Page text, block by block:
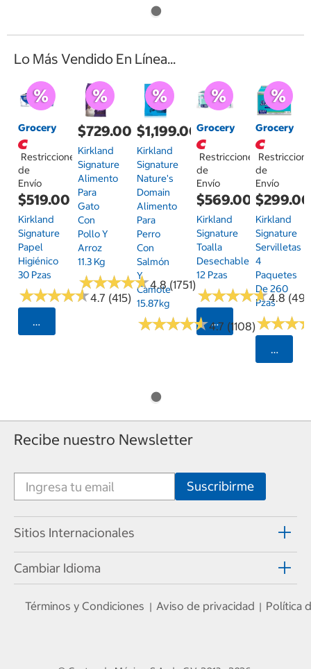
Lo Más Vendido En Línea...
Grocery
Restricciones
de
Envío
$519.00
Kirkland
Signature
Papel
Higiénico
30 Pzas
★★★★★
★★★★★4.7 (415)
Seleccionar Código Postal
$729.00
Kirkland
Signature
Alimento
Para
Gato
Con
Pollo Y
Arroz
11.3 Kg
★★★★★
★★★★★4.8 (1751)
$1,199.00
Kirkland
Signature
Nature's
Domain
Alimento
Para
Perro
Con
Salmón
Y
Camote
15.87kg
★★★★★
★★★★★4.7 (1108)
Grocery
Restricciones
de
Envío
$569.00
Kirkland
Signature
Toalla
Desechable
12 Pzas
★★★★★
★★★★★4.8
Seleccionar
Grocery
de
Envío
$299.00
Kirkland
Signature
Servilletas
4
Paquetes
De 260
Pzas
★★★
★★★
Recibe nuestro Newsletter
Sitios Internacionales
Cambiar Idioma
Términos y Condiciones | Aviso de privacidad | Política